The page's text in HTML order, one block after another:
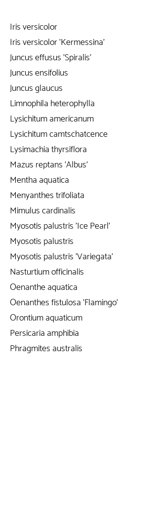
Iris versicolor
Iris versicolor 'Kermessina'
Juncus effusus 'Spiralis'
Juncus ensifolius
Juncus glaucus
Limnophila heterophylla
Lysichitum americanum
Lysichitum camtschatcence
Lysimachia thyrsiflora
Mazus reptans 'Albus'
Mentha aquatica
Menyanthes trifoliata
Mimulus cardinalis
Myosotis palustris 'Ice Pearl'
Myosotis palustris
Myosotis palustris 'Variegata'
Nasturtium officinalis
Oenanthe aquatica
Oenanthes fistulosa 'Flamingo'
Orontium aquaticum
Persicaria amphibia
Phragmites australis